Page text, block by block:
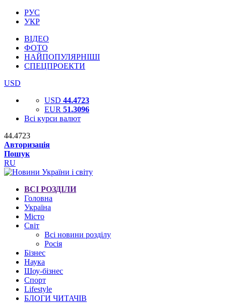
РУС
УКР
ВІДЕО
ФОТО
НАЙПОПУЛЯРНІШІ
СПЕЦПРОЕКТИ
USD
USD 44.4723
EUR 51.3096
Всі курси валют
44.4723
Авторизація
Пошук
RU
ВСІ РОЗДІЛИ
Головна
Україна
Місто
Світ
Всі новини розділу
Росія
Бізнес
Наука
Шоу-бізнес
Спорт
Lifestyle
БЛОГИ ЧИТАЧІВ